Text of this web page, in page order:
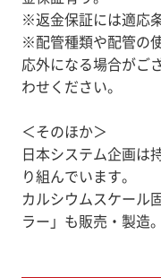
※返金保証には適応
※配管種類や配管の
応外になる場合がご
わせください。
＜そのほか＞
日本システム企画は
り組んでいます。
カルシウムスケール
ラー」も販売・製造。